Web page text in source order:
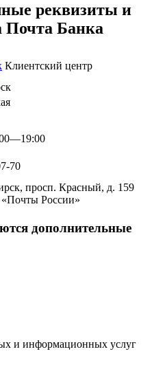
реквизиты и
Почта Банка
Клиентский центр
70
просп. Красный, д. 159
России»
дополнительные
и информационных услуг